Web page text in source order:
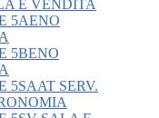
E VENDITA
5AENO
5BENO
5SAAT SERV.